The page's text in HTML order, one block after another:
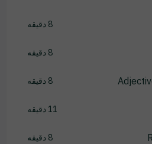
8 دقیقه
8 دقیقه
8 دقیقه
11 دقیقه
8 دقیقه